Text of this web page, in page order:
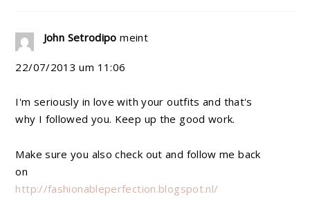
John Setrodipo meint
22/07/2013 um 11:06
I'm seriously in love with your outfits and that's
why I followed you. Keep up the good work.
Make sure you also check out and follow me back
on
http://fashionableperfection.blogspot.nl/